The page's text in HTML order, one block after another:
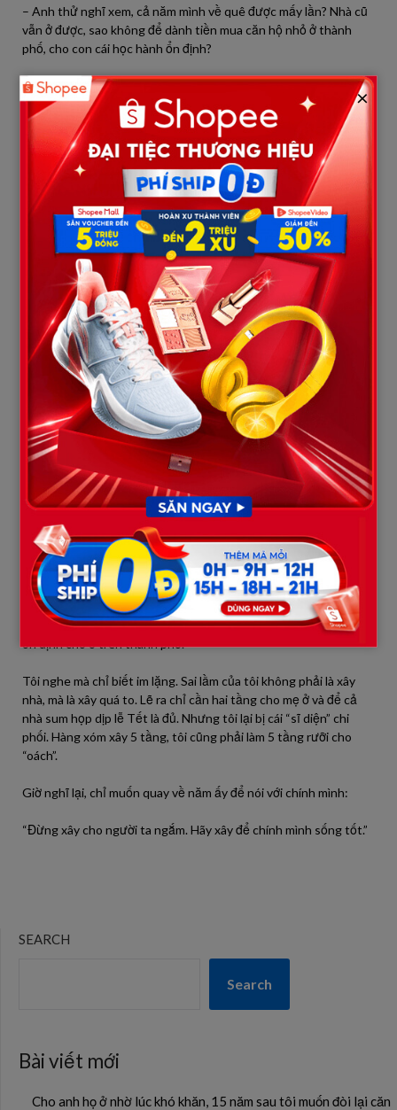
– Anh thử nghĩ xem, cả năm mình về quê được mấy lần? Nhà cũ
vẫn ở được, sao không để dành tiền mua căn hộ nhỏ ở thành
phố, cho con cái học hành ổn định?
Tôi hiểu vợ nói đúng, nhưng mẹ tôi thì lại khác. Khi nghe tôi tính
mua nhà ở thành phố, bà khóc nấc lên:
– Mẹ nuôi con cực khổ bao năm, chỉ mong có ngày con dựng lại
ngôi nhà tử tế trên đất ông bà. Giờ con có tiền mà chẳng chịu
làm, mẹ biết nói sao với họ hàng làng xóm đây?
Giữa một bên là người vợ thực tế, một bên là người mẹ cả đời vì
con, tôi chọn làm mẹ vui lòng. Vợ tôi tuy không đồng ý nhưng
cũng đành nhún nhường.
Ngôi nhà 5 tầng và niềm tự hào ngắn ngủi
Tôi bỏ ra hơn 2,6 tỷ đồng xây ngôi nhà 5 tầng rưỡi ở quê, còn vay
thêm vài trăm triệu từ họ hàng. Ngày tân gia, cả làng kéo đến
chúc mừng. Tôi mời tiệc linh đình hai ngày, không nhận phong bì
ai, chỉ muốn vui trọn vẹn. Nhìn mẹ cười rạng rỡ, tôi nghĩ: “Vậy là
đáng lắm rồi.”
Nhưng niềm vui ngắn chẳng tày gang.
Ngôi nhà bỏ hoang và nỗi ân hận muộn màng
Cuộc sống vẫn phải tiếp diễn. Tôi và vợ tiếp tục thuê nhà ở
thành phố đi làm. Mẹ già ở quê, ngôi nhà rộng thênh thang chỉ
có một người trông coi. Con trai đến tuổi đi học, vì chưa có hộ
khẩu nên không xin được trường tốt. Khi đó tôi mới thấm: giá
như ngày ấy nghe lời vợ…
Nhà đất ở thành phố tăng giá từng năm, còn ngôi nhà ở quê thì
càng lúc càng vắng người ở. Tôi bỏ vào đó cả gia tài, nhưng
chẳng mấy khi dùng đến. Giờ mẹ tôi cũng ân hận, bảo:
– Hồi đó mẹ sai rồi. Biết thế xây vừa vừa thôi, để tiền cho con cái
ổn định chỗ ở trên thành phố.
Tôi nghe mà chỉ biết im lặng. Sai lầm của tôi không phải là xây
nhà, mà là xây quá to. Lẽ ra chỉ cần hai tầng cho mẹ ở và để cả
nhà sum họp dịp lễ Tết là đủ. Nhưng tôi lại bị cái “sĩ diện” chi
phối. Hàng xóm xây 5 tầng, tôi cũng phải làm 5 tầng rưỡi cho
“oách”.
Giờ nghĩ lại, chỉ muốn quay về năm ấy để nói với chính mình:
“Đừng xây cho người ta ngắm. Hãy xây để chính mình sống tốt.”
SEARCH
Search
Bài viết mới
Cho anh họ ở nhờ lúc khó khăn, 15 năm sau tôi muốn đòi lại căn
×